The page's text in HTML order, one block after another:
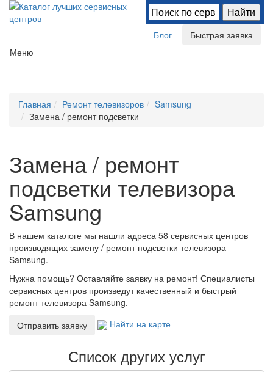
Блог
Быстрая заявка
Меню
Главная Ремонт телевизоров
Samsung
Замена / ремонт подсветки
Замена / ремонт
подсветки телевизора
Samsung
В нашем каталоге мы нашли адреса 58 сервисных центров
производящих замену / ремонт подсветки телевизора
Samsung.
Нужна помощь? Оставляйте заявку на ремонт! Специалисты
сервисных центров произведут качественный и быстрый
ремонт телевизора Samsung.
Отправить заявку
Найти на карте
Список других услуг